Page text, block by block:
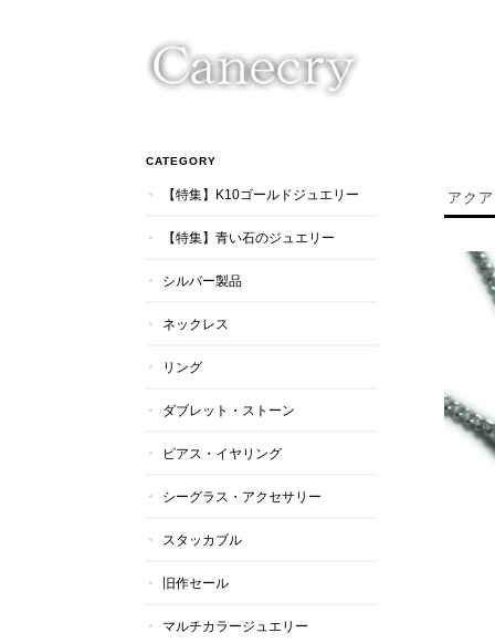
アク
CATEGORY
【特集】K10ゴールドジュエリー
【特集】青い石のジュエリー
シルバー製品
ネックレス
リング
ダブレット・ストーン
ピアス・イヤリング
シーグラス・アクセサリー
スタッカブル
旧作セール
マルチカラージュエリー